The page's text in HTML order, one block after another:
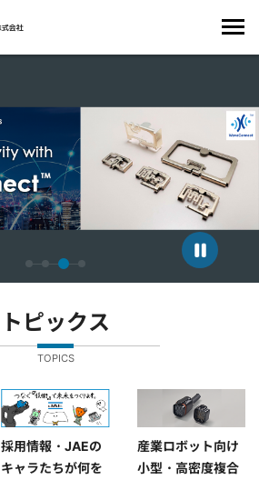
トピックス
TOPICS
採用情報・JAEの
キャラたちが何を
産業ロボット向け
小型・高密度複合